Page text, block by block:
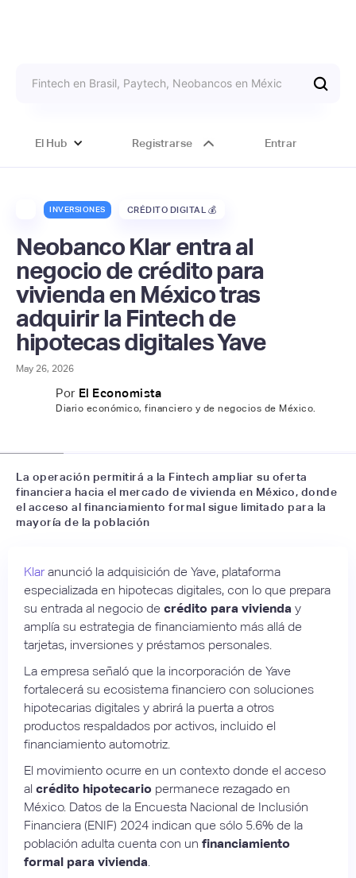
El Hub Registrarse Entrar
INVERSIONES CRÉDITO DIGITAL 💰
Neobanco Klar entra al
negocio de crédito para
vivienda en México tras
adquirir la Fintech de
hipotecas digitales Yave
May 26, 2026
Por El Economista
Diario económico, financiero y de negocios de México.
La operación permitirá a la Fintech ampliar su oferta
financiera hacia el mercado de vivienda en México, donde
el acceso al financiamiento formal sigue limitado para la
mayoría de la población
Klaranunció la adquisición de Yave, plataforma
especializada en hipotecas digitales, con lo que prepara
su entrada al negocio de crédito para vivienda y
amplía su estrategia de financiamiento más allá de
tarjetas, inversiones y préstamos personales.
La empresa señaló que la incorporación de Yave
fortalecerá su ecosistema financiero con soluciones
hipotecarias digitales y abrirá la puerta a otros
productos respaldados por activos, incluido el
financiamiento automotriz.
El movimiento ocurre en un contexto donde el acceso
al crédito hipotecario permanece rezagado en
México. Datos de la Encuesta Nacional de Inclusión
Financiera (ENIF) 2024 indican que sólo 5.6% de la
población adulta cuenta con un financiamiento
formal para vivienda.